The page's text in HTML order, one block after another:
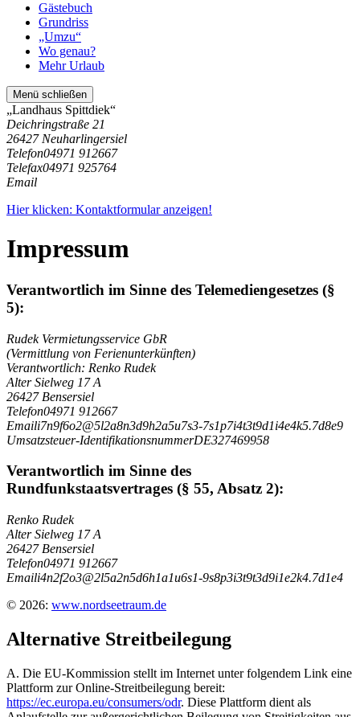
Gästebuch
Grundriss
„Umzu“
Wo genau?
Mehr Urlaub
Menü schließen
„Landhaus Spittdiek“
Deichringstraße 21
26427 Neuharlingersiel
Telefon04971 912667
Telefax04971 925764
Email
Hier klicken: Kontaktformular anzeigen!
Impressum
Verantwortlich im Sinne des Telemediengesetzes (§
5):
Rudek Vermietungsservice GbR
(Vermittlung von Ferienunterkünften)
Verantwortlich: Renko Rudek
Alter Sielweg 17 A
26427 Bensersiel
Telefon04971 912667
Emaili7n9f6o2@5l2a8n3d9h2a5u7s3-7s1p7i4t3t9d1i4e4k5.7d8e9
Umsatzsteuer-IdentifikationsnummerDE327469958
Verantwortlich im Sinne des
Rundfunkstaatsvertrages (§ 55, Absatz 2):
Renko Rudek
Alter Sielweg 17 A
26427 Bensersiel
Telefon04971 912667
Emaili4n2f2o3@2l5a2n5d6h1a1u6s1-9s8p3i3t9t3d9i1e2k4.7d1e4
© 2026: www.nordseetraum.de
Alternative Streitbeilegung
A. Die EU-Kommission stellt im Internet unter folgendem Link eine
Plattform zur Online-Streitbeilegung bereit:
https://ec.europa.eu/consumers/odr. Diese Plattform dient als